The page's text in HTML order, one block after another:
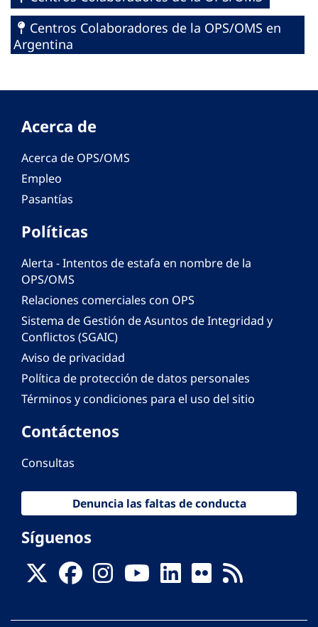
Centros Colaboradores de la OPS/OMS en
Argentina
Acerca de
Acerca de OPS/OMS
Empleo
Pasantías
Políticas
Alerta - Intentos de estafa en nombre de la
OPS/OMS
Relaciones comerciales con OPS
Sistema de Gestión de Asuntos de Integridad y
Conflictos (SGAIC)
Aviso de privacidad
Política de protección de datos personales
Términos y condiciones para el uso del sitio
Contáctenos
Consultas
Denuncia las faltas de conducta
Síguenos